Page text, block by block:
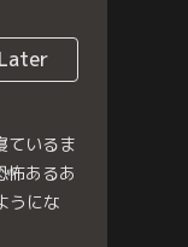
ているま
怖あるあ
うにな